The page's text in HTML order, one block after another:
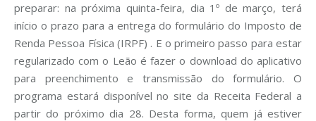
preparar: na próxima quinta-feira, dia 1º de março, terá
início o prazo para a entrega do formulário do Imposto de
Renda Pessoa Física (IRPF) . E o primeiro passo para estar
regularizado com o Leão é fazer o download do aplicativo
para preenchimento e transmissão do formulário. O
programa estará disponível no site da Receita Federal a
partir do próximo dia 28. Desta forma, quem já estiver